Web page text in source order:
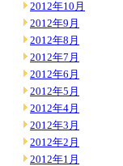
2012年10月
2012年9月
2012年8月
2012年7月
2012年6月
2012年5月
2012年4月
2012年3月
2012年2月
2012年1月